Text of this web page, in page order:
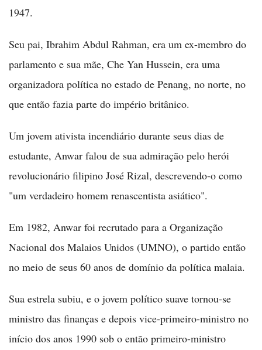
1947.
Seu pai, Ibrahim Abdul Rahman, era um ex-membro do
parlamento e sua mãe, Che Yan Hussein, era uma
organizadora política no estado de Penang, no norte, no
que então fazia parte do império britânico.
Um jovem ativista incendiário durante seus dias de
estudante, Anwar falou de sua admiração pelo herói
revolucionário filipino José Rizal, descrevendo-o como
"um verdadeiro homem renascentista asiático".
Em 1982, Anwar foi recrutado para a Organização
Nacional dos Malaios Unidos (UMNO), o partido então
no meio de seus 60 anos de domínio da política malaia.
Sua estrela subiu, e o jovem político suave tornou-se
ministro das finanças e depois vice-primeiro-ministro no
início dos anos 1990 sob o então primeiro-ministro